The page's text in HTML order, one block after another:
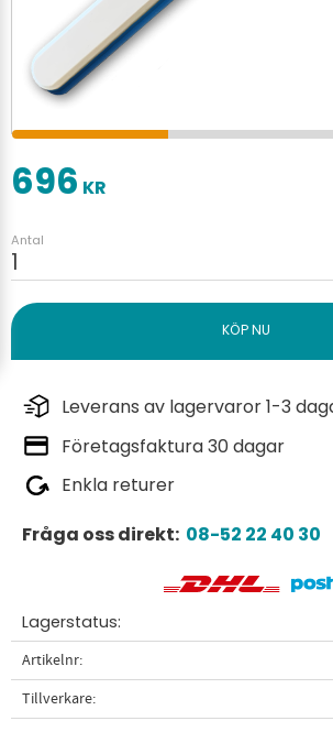
696 KR
Antal
Leverans av lagervaror 1-3
Företagsfaktura 30 dagar
Enkla returer
Fråga oss direkt: 08-52 22 40 30
Lagerstatus
Artikelnr
Tillverkare